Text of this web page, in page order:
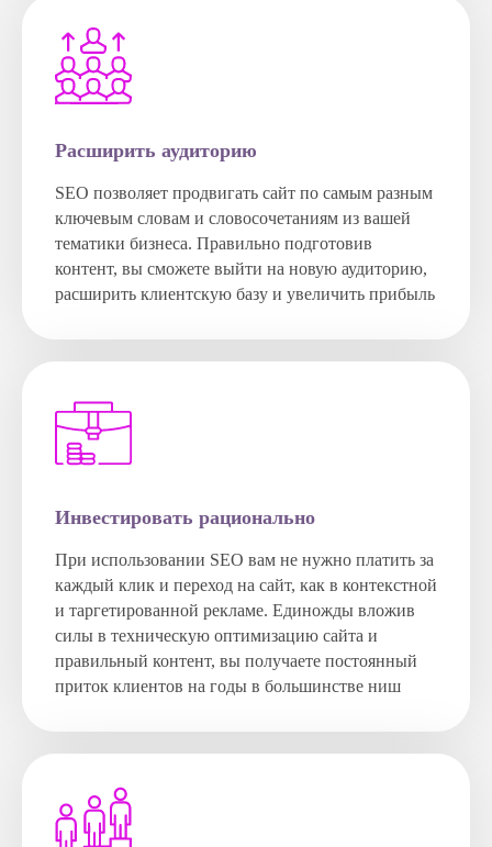
Расширить аудиторию
SEO позволяет продвигать сайт по самым разным
ключевым словам и словосочетаниям из вашей
тематики бизнеса. Правильно подготовив
контент, вы сможете выйти на новую аудиторию,
расширить клиентскую базу и увеличить прибыль
Инвестировать рационально
При использовании SEO вам не нужно платить за
каждый клик и переход на сайт, как в контекстной
и таргетированной рекламе. Единожды вложив
силы в техническую оптимизацию сайта и
правильный контент, вы получаете постоянный
приток клиентов на годы в большинстве ниш